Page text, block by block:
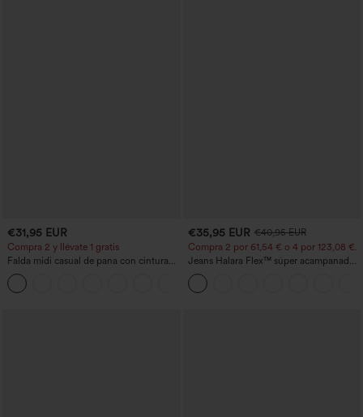
€31,95 EUR
Compra 2 y llévate 1 gratis
Falda midi casual de pana con cintura
media y bolsillo lateral frontal con
solapa
€35,95 EUR €40,95 EUR
Compra 2 por 61,54 € o 4 por 123,08 €.
Jeans Halara Flex™ súper acampanado
elástico lavado bolsillo cruzado tiro alto